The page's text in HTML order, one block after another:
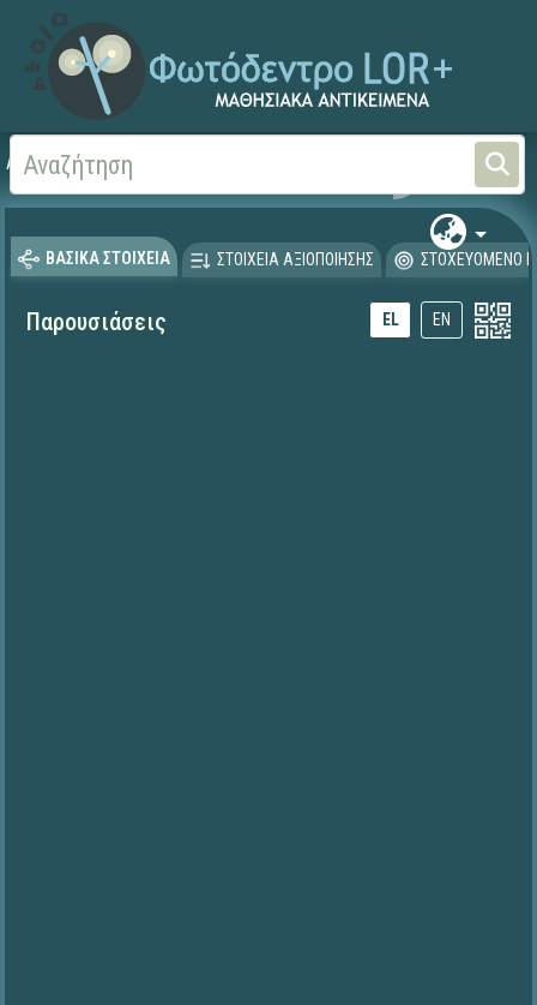
Αρχική
ΒΑΣΙΚΑ ΣΤΟΙΧΕΙΑ ΣΤΟΙΧΕΙΑ ΑΞΙΟΠΟΙΗΣΗΣ ΣΤΟΧΕΥΟΜΕΝΟ
Παρουσιάσεις EL EN